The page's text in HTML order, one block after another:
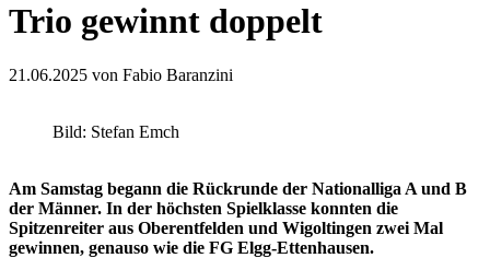
Trio gewinnt doppelt
21.06.2025 von Fabio Baranzini
Bild: Stefan Emch
Am Samstag begann die Rückrunde der Nationalliga A und B
der Männer. In der höchsten Spielklasse konnten die
Spitzenreiter aus Oberentfelden und Wigoltingen zwei Mal
gewinnen, genauso wie die FG Elgg-Ettenhausen.